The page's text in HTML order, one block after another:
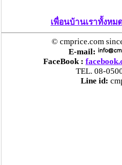
เวลา19.00น.....
วันที่ 12 ต.ค. 54 10:07:19 , ดู 8742 ครั้ง
กระทู้/ข่าว อื่นๆ ที่น่าสนใจ ในเว็บไซต์
เพื่อนบ้านเราทั้งหม
© cmprice.com
E-mail:
FaceBook :
TEL. 08-
Line id: